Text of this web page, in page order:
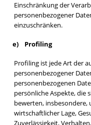
Einschränkung der
personenbezogener
einzuschränken.
e) Profiling
Profiling ist jede Art der
personenbezogener
personenbezogenen
persönliche Aspekte, die
bewerten, insbesondere,
wirtschaftlicher Lage,
Zuverlässigkeit,